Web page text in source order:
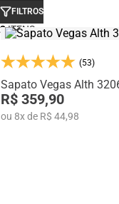
aumento de altura de
legítimo e com
conforto para uso diário,
Na categoria Você + Alto,
mocassins e sapatênis
desenvolvidos para
qualquer momento do dia.
FILTROS
2
(53)
Sapato Vegas Alth
R$ 359,90
ou 8xde R$ 44,98